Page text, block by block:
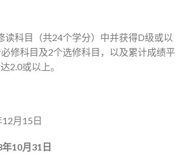
读科目（共24个学分）中并获得D级或以
必修科目及2个选修科目，以及累计成绩平
2.0或以上。
月15日
10月31日